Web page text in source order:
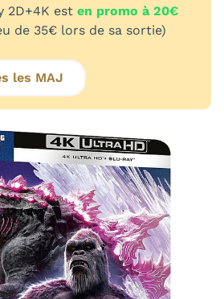
2D+4K est en promo à 20€
de 35€ lors de sa sortie)
les MAJ